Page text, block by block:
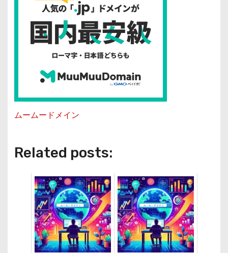
ムームードメイン
Related posts: